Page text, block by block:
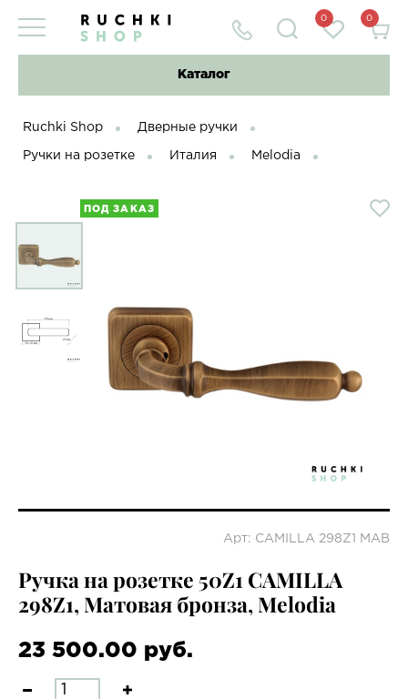
0 0
Каталог
Ruchki Shop Дверные ручки
Ручки на розетке Италия Melodia
ПОД ЗАКАЗ
Арт: CAMILLA 298Z1 MAB
Ручка на розетке 50Z1 CAMILLA
298Z1, Матовая бронза, Melodia
23 500.00 руб.